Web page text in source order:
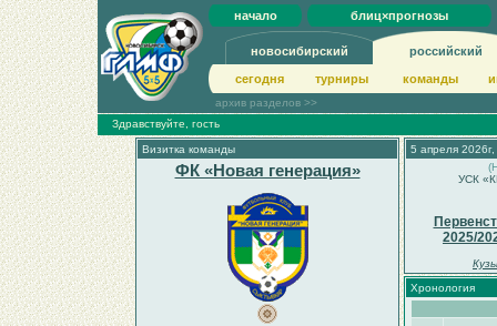
начало блиц×прогнозы
новосибирский российский
сегодня турниры команды
архив разделов >>
Здравствуйте, гость
Визитка команды
ФК «Новая генерация»
5 апреля
УСК
2025/
Хронология